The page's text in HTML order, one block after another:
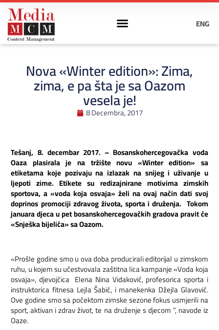
ENG
Nova «Winter edition»: Zima,
zima, e pa šta je sa Oazom
vesela je!
8 Decembra, 2017
Tešanj, 8. decembar 2017. – Bosanskohercegovačka voda
Oaza plasirala je na tržište novu «Winter edition» sa
etiketama koje pozivaju na izlazak na snijeg i uživanje u
ljepoti zime. Etikete su redizajnirane motivima zimskih
sportova, a «voda koja osvaja» želi na ovaj način dati svoj
doprinos promociji zdravog života, sporta i druženja. Tokom
januara djeca u pet bosanskohercegovačkih gradova pravit će
«Snješka bijelića» sa Oazom.
«Prošle godine smo u ova doba producirali editorijal u zimskom
ruhu, u kojem su učestvovala zaštitna lica kampanje «Voda koja
osvaja», djevojčica Elena Nina Vidaković, profesorica sporta i
instruktorica fitnesa Lejla Šabić, i manekenka Džejla Glavović.
Ove godine smo sa počektom zimske sezone fokus usmjerili na
sport, aktivan i zdrav život, te na druženje s djecom ”, navode iz
Oaze.